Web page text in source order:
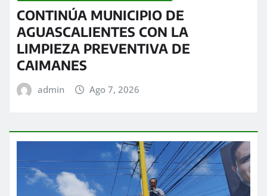
CONTINÚA MUNICIPIO DE
AGUASCALIENTES CON LA
LIMPIEZA PREVENTIVA DE
CAIMANES
admin Ago 7, 2026